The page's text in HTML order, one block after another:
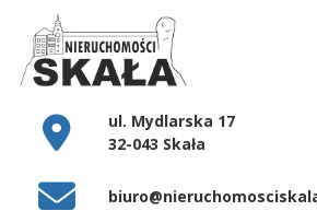
ul. Mydlarska 17
32-043 Skała